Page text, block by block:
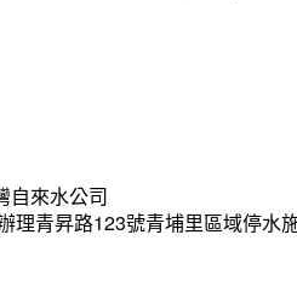
自來水公司
理青昇路123號青埔里區域停水